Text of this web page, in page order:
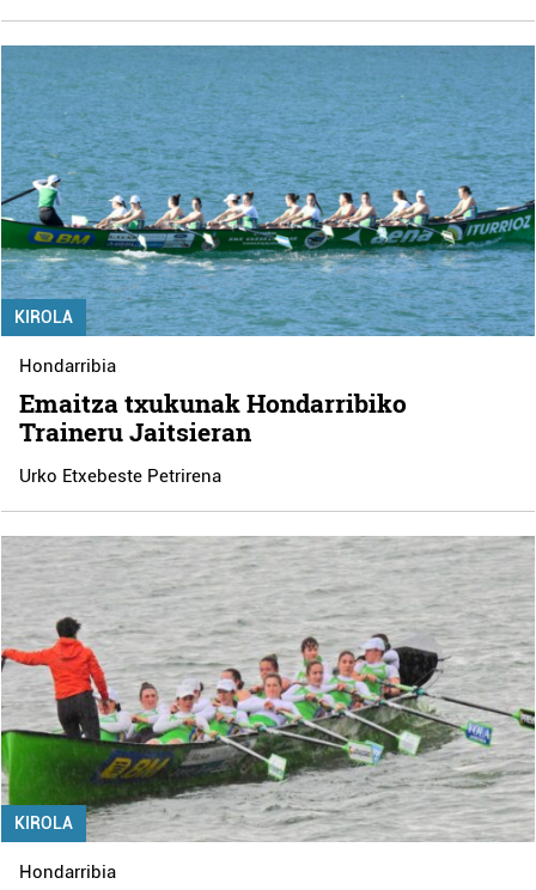
KIROLA
Hondarribia
Emaitza txukunak Hondarribiko
Traineru Jaitsieran
Urko Etxebeste Petrirena
KIROLA
Hondarribia